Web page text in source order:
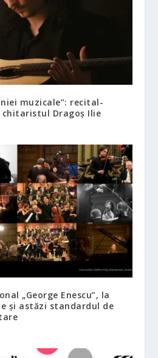
muzicale”: recital-
Dragoș Ilie
„George Enescu”, la
și astăzi standardul de